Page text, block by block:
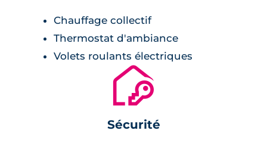
Chauffage collectif
Thermostat d'ambiance
Volets roulants électriques
🔐
Sécurité